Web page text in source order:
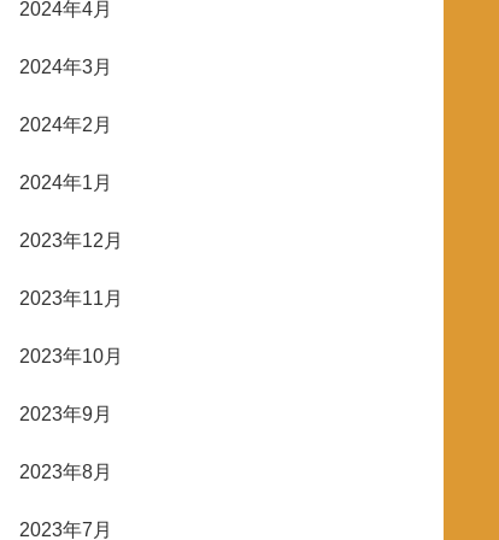
2024年4月
2024年3月
2024年2月
2024年1月
2023年12月
2023年11月
2023年10月
2023年9月
2023年8月
2023年7月